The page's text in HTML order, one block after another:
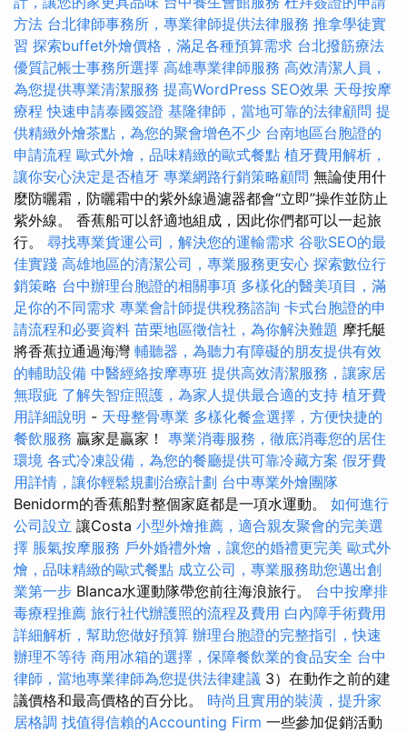
方法 台北律師事務所，專業律師提供法律服務 推拿學徒實
習 探索buffet外燴價格，滿足各種預算需求 台北撥筋療法
優質記帳士事務所選擇 高雄專業律師服務 高效清潔人員，
為您提供專業清潔服務 提高WordPress SEO效果 天母按摩
療程 快速申請泰國簽證 基隆律師，當地可靠的法律顧問 提
供精緻外燴茶點，為您的聚會增色不少 台南地區台胞證的
申請流程 歐式外燴，品味精緻的歐式餐點 植牙費用解析，
讓你安心決定是否植牙 專業網路行銷策略顧問 無論使用什
麼防曬霜，防曬霜中的紫外線過濾器都會“立即”操作並防止
紫外線。 香蕉船可以舒適地組成，因此你們都可以一起旅
行。 尋找專業貨運公司，解決您的運輸需求 谷歌SEO的最
佳實踐 高雄地區的清潔公司，專業服務更安心 探索數位行
銷策略 台中辦理台胞證的相關事項 多樣化的醫美項目，滿
足你的不同需求 專業會計師提供稅務諮詢 卡式台胞證的申
請流程和必要資料 苗栗地區徵信社，為你解決難題 摩托艇
將香蕉拉通過海灣 輔聽器，為聽力有障礙的朋友提供有效
的輔助設備 中醫經絡按摩專班 提供高效清潔服務，讓家居
無瑕疵 了解失智症照護，為家人提供最合適的支持 植牙費
用詳細說明 - 天母整骨專業 多樣化餐盒選擇，方便快捷的
餐飲服務 贏家是贏家！ 專業消毒服務，徹底消毒您的居住
環境 各式冷凍設備，為您的餐廳提供可靠冷藏方案 假牙費
用詳情，讓你輕鬆規劃治療計劃 台中專業外燴團隊
Benidorm的香蕉船對整個家庭都是一項水運動。 如何進行
公司設立 讓Costa 小型外燴推薦，適合親友聚會的完美選
擇 脹氣按摩服務 戶外婚禮外燴，讓您的婚禮更完美 歐式外
燴，品味精緻的歐式餐點 成立公司，專業服務助您邁出創
業第一步 Blanca水運動隊帶您前往海浪旅行。 台中按摩排
毒療程推薦 旅行社代辦護照的流程及費用 白內障手術費用
詳細解析，幫助您做好預算 辦理台胞證的完整指引，快速
辦理不等待 商用冰箱的選擇，保障餐飲業的食品安全 台中
律師，當地專業律師為您提供法律建議 3）在動作之前的建
議價格和最高價格的百分比。 時尚且實用的裝潢，提升家
居格調 找值得信賴的Accounting Firm 一些參加促銷活動